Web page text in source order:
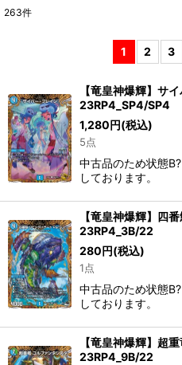
263件
1 2 3
【竜皇神爆輝】サ
23RP4_SP4/SP4
1,280円(税込)
5点
中古品のため状態
しております。
【竜皇神爆輝】四
23RP4_3B/22
280円(税込)
1点
中古品のため状態
しております。
【竜皇神爆輝】超
23RP4_9B/22